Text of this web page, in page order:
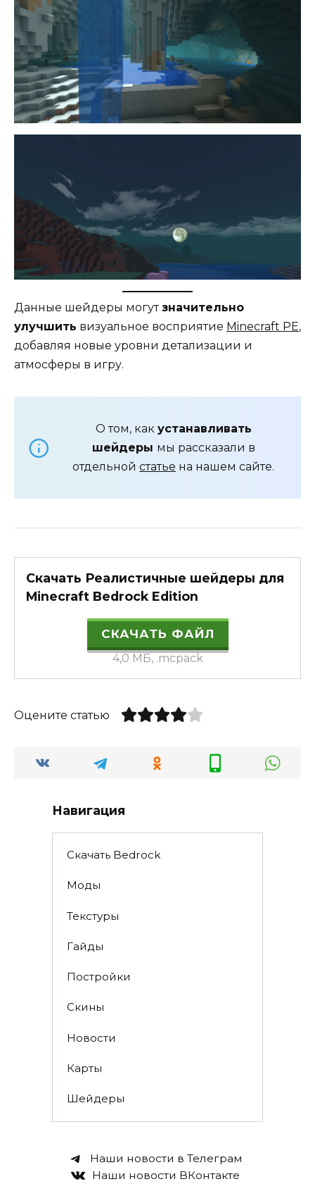
Данные шейдеры могутзначительно
улучшить визуальное восприятие Minecraft PE,
добавляя новые уровни детализации и
атмосферы в игру.
О том, как устанавливать
шейдеры мы рассказали в
отдельной статье на нашем сайте.
Скачать Реалистичные шейдеры для
Minecraft Bedrock Edition
СКАЧАТЬ ФАЙЛ
4,0 МБ, .mcpack
Оцените статью
Навигация
Скачать Bedrock
Моды
Текстуры
Гайды
Постройки
Скины
Новости
Карты
Шейдеры
Наши новости в Телеграм
Наши новости ВКонтакте